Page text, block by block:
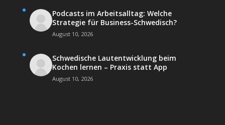
Podcasts im Arbeitsalltag: Welche
Strategie für Business-Schwedisch?
August 10, 2026
Schwedische Lautentwicklung beim
Kochen lernen – Praxis statt App
August 10, 2026